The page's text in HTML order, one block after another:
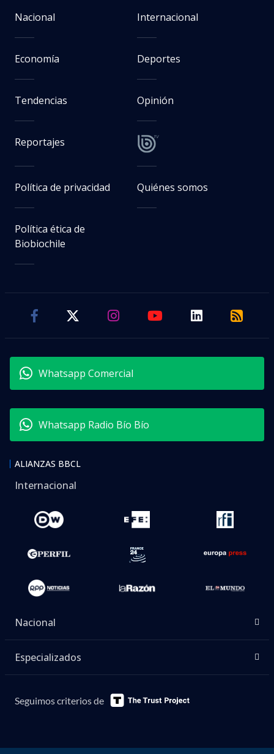
Nacional Internacional
Economía Deportes
Tendencias Opinión
Reportajes
Política de privacidad Quiénes somos
Política ética de
Biobiochile
Whatsapp Comercial
Whatsapp Radio Bío Bío
ALIANZAS BBCL
Internacional
Nacional
Especializados
Seguimos criterios de